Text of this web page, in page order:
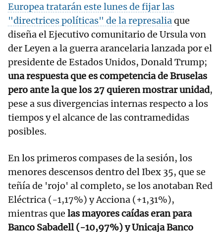
Europea tratarán este lunes de fijar las
"directrices políticas" de la represaliaque
diseña el Ejecutivo comunitario de Ursula von
der Leyen a la guerra arancelaria lanzada por el
presidente de Estados Unidos, Donald Trump;
una respuesta que es competencia de Bruselas
pero ante la que los 27 quieren mostrar unidad,
pese a sus divergencias internas respecto a los
tiempos y el alcance de las contramedidas
posibles.
En los primeros compases de la sesión, los
menores descensos dentro del Ibex 35, que se
teñía de 'rojo' al completo, se los anotaban Red
Eléctrica (-1,17%) y Acciona (+1,31%),
mientras que las mayores caídas eran para
Banco Sabadell (-10,97%) y Unicaja Banco